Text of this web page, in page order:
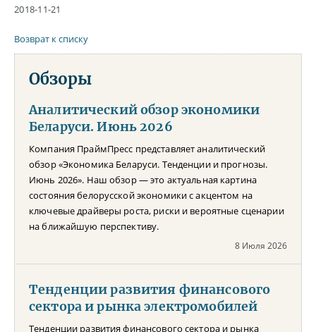
2018-11-21
Возврат к списку
Обзоры
Аналитический обзор экономики
Беларуси. Июнь 2026
Компания ПраймПресс представляет аналитический
обзор «Экономика Беларуси. Тенденции и прогнозы.
Июнь 2026». Наш обзор — это актуальная картина
состояния белорусской экономики с акцентом на
ключевые драйверы роста, риски и вероятные сценарии
на ближайшую перспективу.
8 Июля 2026
Тенденции развития финансового
сектора и рынка электромобилей
Тенденции развития финансового сектора и рынка